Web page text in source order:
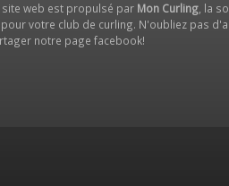
site web est propulsé par Mon Curling, la
pour votre club de curling. N'oubliez pas
notre page facebook!